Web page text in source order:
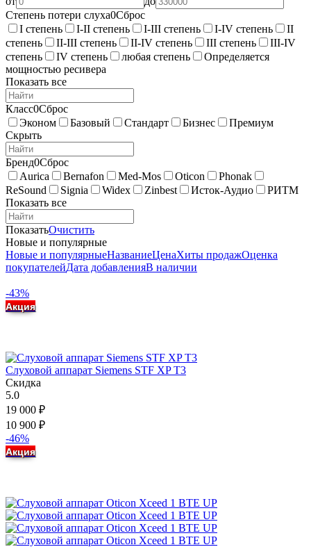
Степень потери слуха0Сброс
I степень
I-II степень I-III степень I-IV степень
II
степень
II-III степень II-IV степень III степень
III-IV
степень
IV степень любая степень
Определяется
мощностью ресивера
Показать все
Класс0Сброс
Эконом
Базовый Стандарт Бизнес
Премиум
Скрыть
Бренд0Сброс
Aurica
Bernafon Med-Mos Oticon
Phonak
ReSound
Signia Widex Zinbest Исток-Аудио
РИТМ
Показать все
ПоказатьОчистить
Новые и популярные
Новые и популярныеНазваниеЦенаХиты продажОценка
покупателейДата добавленияВ наличии
-43%
Акция
Слуховой аппарат Siemens STF XP T3
Скидка
5.0
19 000 ₽
10 900 ₽
-46%
Акция